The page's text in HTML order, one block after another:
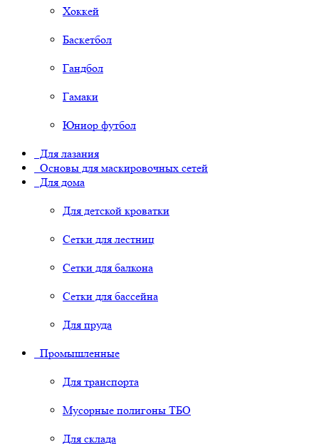
Хоккей
Баскетбол
Гандбол
Гамаки
Юниор футбол
Для лазания
Основы для маскировочных сетей
Для дома
Для детской кроватки
Сетки для лестниц
Сетки для балкона
Сетки для бассейна
Для пруда
Промышленные
Для транспорта
Мусорные полигоны ТБО
Для склада